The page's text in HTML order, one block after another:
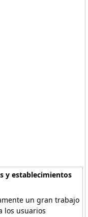
y establecimientos
un gran trabajo
los usuarios